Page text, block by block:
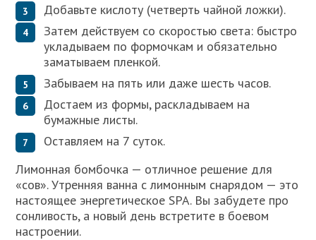
Добавьте кислоту (четверть чайной ложки).
Затем действуем со скоростью света: быстро
укладываем по формочкам и обязательно
заматываем пленкой.
Забываем на пять или даже шесть часов.
Достаем из формы, раскладываем на
бумажные листы.
Оставляем на 7 суток.
Лимонная бомбочка — отличное решение для
«сов». Утренняя ванна с лимонным снарядом — это
настоящее энергетическое SPA. Вы забудете про
сонливость, а новый день встретите в боевом
настроении.